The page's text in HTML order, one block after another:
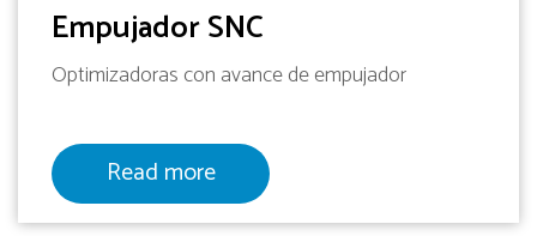
Empujador SNC
Optimizadoras con avance de empujador
Read more